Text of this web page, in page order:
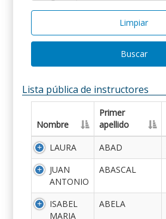
Limpiar
Buscar
Lista pública de instructores
Nombre
Primer
apellido
LAURA
ABAD
JUAN
ANTONIO
ABASCAL
ISABEL
MARIA
ABELA